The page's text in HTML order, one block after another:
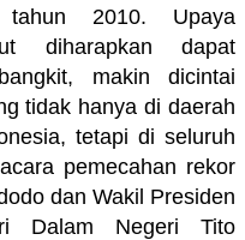
tahun 2010. Upaya
diharapkan dapat
makin dicintai
tidak hanya di daerah
tetapi di seluruh
pemecahan rekor
dan Wakil Presiden
Dalam Negeri Tito